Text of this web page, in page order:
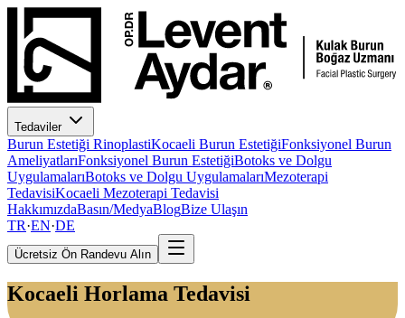
Tedaviler
Burun Estetiği RinoplastiKocaeli Burun EstetiğiFonksiyonel Burun
AmeliyatlarıFonksiyonel Burun EstetiğiBotoks ve Dolgu
UygulamalarıBotoks ve Dolgu UygulamalarıMezoterapi
TedavisiKocaeli Mezoterapi Tedavisi
HakkımızdaBasın/MedyaBlogBize Ulaşın
TR·EN·DE
Ücretsiz Ön Randevu Alın
Kocaeli Horlama Tedavisi